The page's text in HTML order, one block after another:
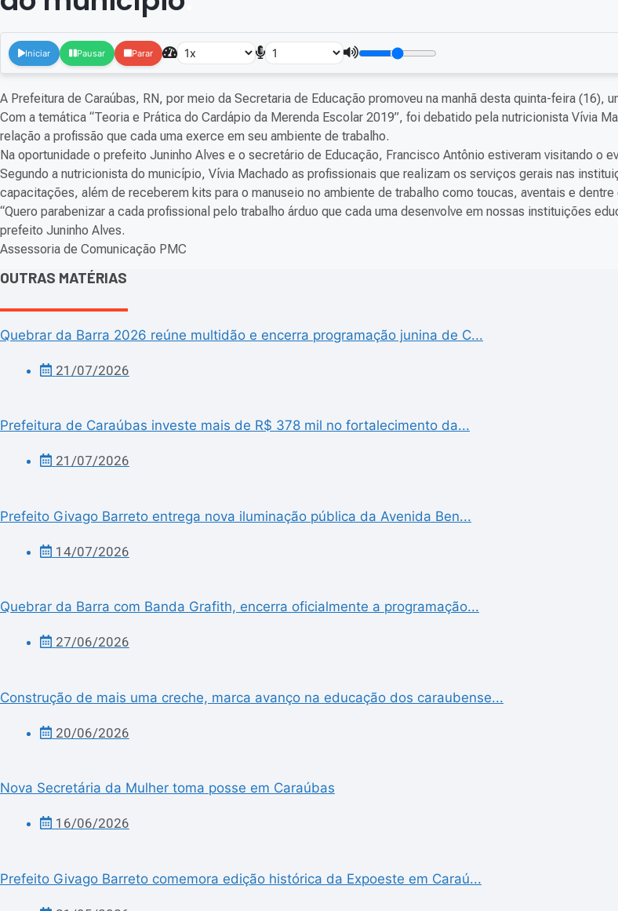
Iniciar Pausar Parar
A Prefeitura de Caraúbas, RN, por meio da Secretaria de Educação promoveu na manhã desta quinta-feira (16),
Com a temática “Teoria e Prática do Cardápio da Merenda Escolar 2019”, foi debatido pela nutricionista Vívia
relação a profissão que cada uma exerce em seu ambiente de trabalho.
Na oportunidade o prefeito Juninho Alves e o secretário de Educação, Francisco Antônio estiveram visitando o
Segundo a nutricionista do município, Vívia Machado as profissionais que realizam os serviços gerais nas
capacitações, além de receberem kits para o manuseio no ambiente de trabalho como toucas, aventais e
“Quero parabenizar a cada profissional pelo trabalho árduo que cada uma desenvolve em nossas instituições
prefeito Juninho Alves.
Assessoria de Comunicação PMC
OUTRAS MATÉRIAS
Quebrar da Barra 2026 reúne multidão e encerra programação junina de C...
21/07/2026
Prefeitura de Caraúbas investe mais de R$ 378 mil no fortalecimento da...
21/07/2026
Prefeito Givago Barreto entrega nova iluminação pública da Avenida Ben...
14/07/2026
Quebrar da Barra com Banda Grafith, encerra oficialmente a programação...
27/06/2026
Construção de mais uma creche, marca avanço na educação dos caraubense...
20/06/2026
Nova Secretária da Mulher toma posse em Caraúbas
16/06/2026
Prefeito Givago Barreto comemora edição histórica da Expoeste em Caraú...